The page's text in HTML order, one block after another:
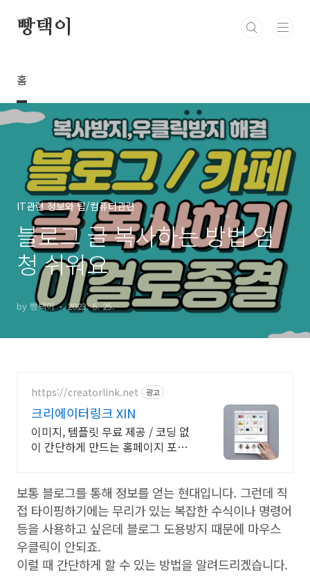
빵택이
홈
IT관련 정보와 팁/컴퓨터관련
블로그 글 복사하는 방법 엄
청 쉬워요
by 빵택이 2023. 6. 25.
https://creatorlink.net 광고
크리에이터링크 XIN
이미지, 템플릿 무료 제공 / 코딩 없
이 간단하게 만드는 홈페이지 포트
보통 블로그를 통해 정보를 얻는 현대입니다. 그런데 직
접 타이핑하기에는 무리가 있는 복잡한 수식이나 명령어
등을 사용하고 싶은데 블로그 도용방지 때문에 마우스
우클릭이 안되죠.
이럴 때 간단하게 할 수 있는 방법을 알려드리겠습니다.